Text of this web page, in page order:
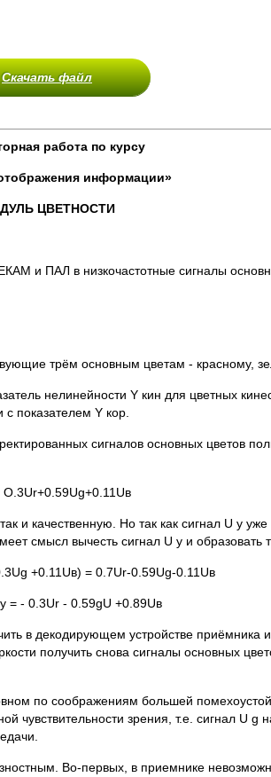
Скачать файл
работа по курсу
информации»
ЦВЕТНОСТИ
и ПАЛ в низкочастотные сигналы
трём основным цветам - красному,
нелинейности Y кин для цветных
показателем Y кор.
сигналов основных цветов
и качественную. Но так как сигнал U у
смысл вычесть сигнал U у и образовать
+0.11Uв) = 0.7Ur-0.59Ug-0.11Uв
= - 0.3Ur - 0.59gU +0.89Uв
в декодирующем устройстве
получить снова сигналы основных
по соображениям большей
чувствительности зрения, т.е. сигнал U
Во-первых, в приемнике